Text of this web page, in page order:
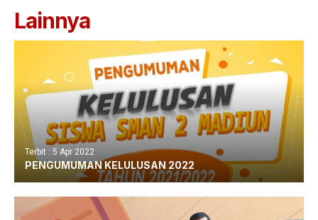
Lainnya
Terbit : 5 Apr 2022
PENGUMUMAN KELULUSAN 2022